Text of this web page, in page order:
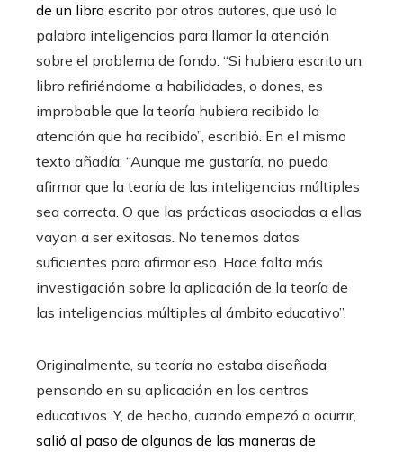
de un libro escrito por otros autores, que usó la
palabra inteligencias para llamar la atención
sobre el problema de fondo. “Si hubiera escrito un
libro refiriéndome a habilidades, o dones, es
improbable que la teoría hubiera recibido la
atención que ha recibido”, escribió. En el mismo
texto añadía: “Aunque me gustaría, no puedo
afirmar que la teoría de las inteligencias múltiples
sea correcta. O que las prácticas asociadas a ellas
vayan a ser exitosas. No tenemos datos
suficientes para afirmar eso. Hace falta más
investigación sobre la aplicación de la teoría de
las inteligencias múltiples al ámbito educativo”.
Originalmente, su teoría no estaba diseñada
pensando en su aplicación en los centros
educativos. Y, de hecho, cuando empezó a ocurrir,
salió al paso de algunas de las maneras de